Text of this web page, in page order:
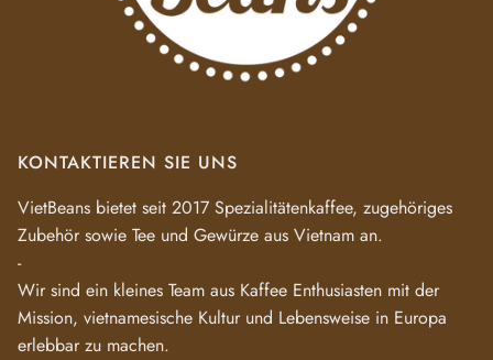
KONTAKTIEREN SIE UNS
VietBeans bietet seit 2017 Spezialitätenkaffee, zugehöriges
Zubehör sowie Tee und Gewürze aus Vietnam an.
-
Wir sind ein kleines Team aus Kaffee Enthusiasten mit der
Mission, vietnamesische Kultur und Lebensweise in Europa
erlebbar zu machen.